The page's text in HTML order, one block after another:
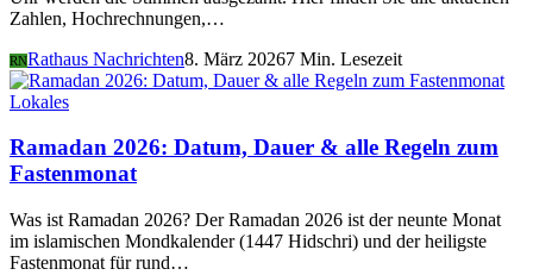
Zahlen, Hochrechnungen,…
RNRathaus Nachrichten8. März 20267 Min. Lesezeit
Lokales
Ramadan 2026: Datum, Dauer & alle Regeln zum
Fastenmonat
Was ist Ramadan 2026? Der Ramadan 2026 ist der neunte Monat
im islamischen Mondkalender (1447 Hidschri) und der heiligste
Fastenmonat für rund…